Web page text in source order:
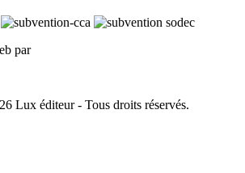
par
Lux éditeur - Tous droits réservés.